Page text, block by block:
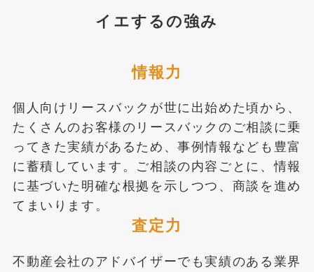
イエするの強み
情報力
個人向けリースバックが世に出始めた頃から、
たくさんのお客様のリースバックのご相談に乗
ってきた実績があるため、事例情報なども豊富
に蓄積しています。ご相談の内容ごとに、情報
に基づいた明確な根拠を示しつつ、商談を進め
てまいります。
査定力
不動産会社のアドバイザーでも実績のある業界